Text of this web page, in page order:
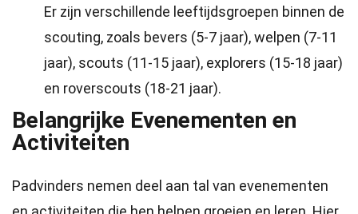
Er zijn verschillende leeftijdsgroepen binnen de
scouting, zoals bevers (5-7 jaar), welpen (7-11
jaar), scouts (11-15 jaar), explorers (15-18 jaar)
en roverscouts (18-21 jaar).
Belangrijke Evenementen en
Activiteiten
Padvinders nemen deel aan tal van evenementen